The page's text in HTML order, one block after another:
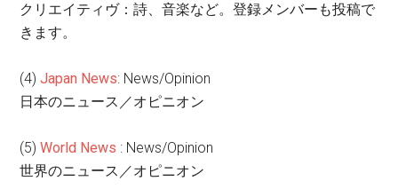
クリエイティヴ：詩、音楽など。登録メンバーも投稿で
きます。
(4)Japan News: News/Opinion
日本のニュース／オピニオン
(5)World News : News/Opinion
世界のニュース／オピニオン